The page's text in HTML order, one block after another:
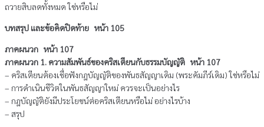
ถวายสิบลดทั้งหมด ใช่หรือไม่
บทสรุป และข้อคิดปิดท้าย หน้า 105
ภาคผนวก หน้า 107
ภาคผนวก 1. ความสัมพันธ์ของคริสเตียนกับธรรมบัญญัติ หน้า 107
– คริสเตียนต้องเชื่อฟังกฎบัญญัติของพันธสัญญาเดิม (พระคัมภีร์เดิม) ใช่หรือไม่
– การดำเนินชีวิตในพันธสัญญาใหม่ ควรจะเป็นอย่างไร
– กฎบัญญัติยังมีประโยชน์ต่อคริสเตียนหรือไม่ อย่างไรบ้าง
– สรุป